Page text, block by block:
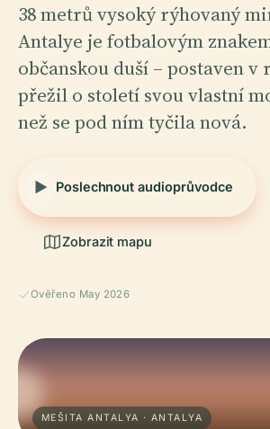
38 metrů vysoký rýhovaný
Antalye je fotbalovým
občanskou duší – postaven v
přežil o století svou vlastní
než se pod ním tyčila nová.
Poslechnout audioprůvodce
Zobrazit mapu
Ověřeno May 2026
MEŠITA ANTALYA · ANTALYA